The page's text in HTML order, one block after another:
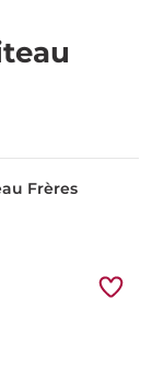
Frères